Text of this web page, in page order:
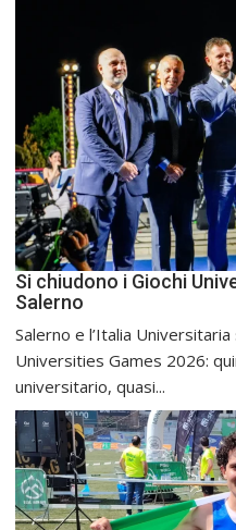
Si chiudono i Giochi
Salerno
Salerno e l’Italia
Universities Games 2026:
universitario, quasi...